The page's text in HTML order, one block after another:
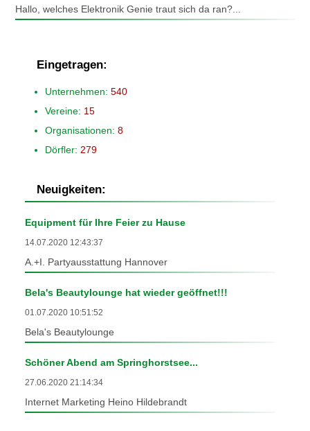
Hallo, welches Elektronik Genie traut sich da ran?...
Eingetragen:
Unternehmen: 540
Vereine: 15
Organisationen: 8
Dörfler: 279
Neuigkeiten:
Equipment für Ihre Feier zu Hause
14.07.2020 12:43:37
A.+I. Partyausstattung Hannover
Bela's Beautylounge hat wieder geöffnet!!!
01.07.2020 10:51:52
Bela's Beautylounge
Schöner Abend am Springhorstsee...
27.06.2020 21:14:34
Internet Marketing Heino Hildebrandt